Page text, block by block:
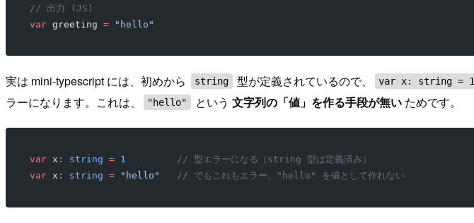
// 出力 (JS)
var greeting = "hello"
実は mini-typescript には、初めから string 型が定義されているので、 var x: string = 1
ラーになります。これは、
"hello" という文字列の「値」を作る手段が無い ためです。
var x : string = 1
         // 型エラーになる（string 型は定義済み）
var x : string = "hello"
   // でもこれもエラー。"hello" を値として作れない